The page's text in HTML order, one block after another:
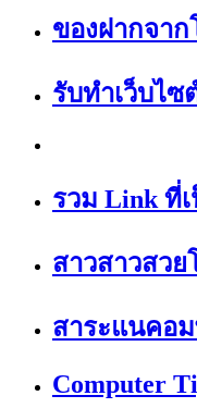
ของฝากจาก
รับทำเว็บไซ
รวม Link ที่
สาวสาวสวย
สาระแนคอ
Computer